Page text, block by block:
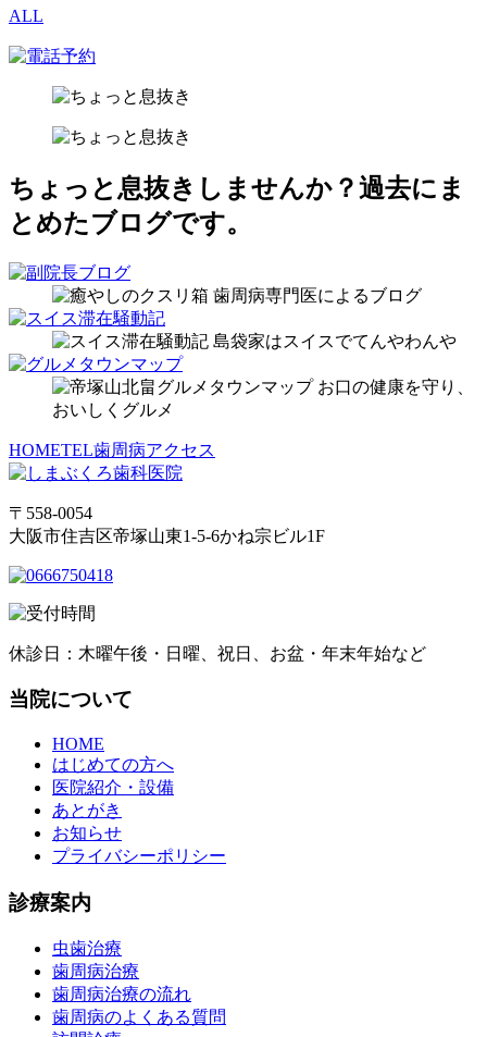
ALL
ちょっと息抜きしませんか？過去にま
とめたブログです。
HOMETEL歯周病アクセス
〒558-0054
大阪市住吉区帝塚山東1-5-6かね宗ビル1F
休診日：木曜午後・日曜、祝日、お盆・年末年始など
当院について
HOME
はじめての方へ
医院紹介・設備
あとがき
お知らせ
プライバシーポリシー
診療案内
虫歯治療
歯周病治療
歯周病治療の流れ
歯周病のよくある質問